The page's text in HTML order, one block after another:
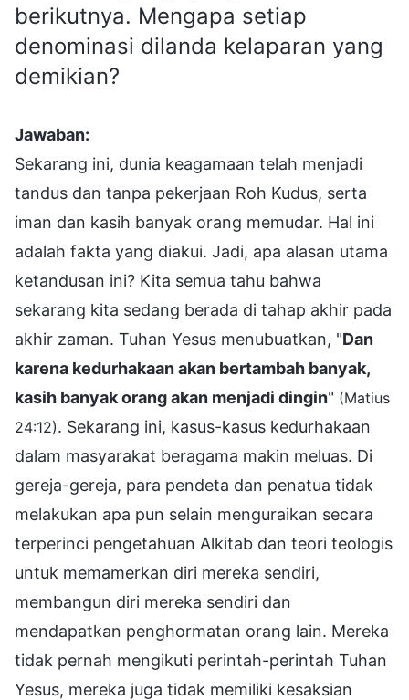
berikutnya. Mengapa setiap
denominasi dilanda kelaparan yang
demikian?
Jawaban:
Sekarang ini, dunia keagamaan telah menjadi
tandus dan tanpa pekerjaan Roh Kudus, serta
iman dan kasih banyak orang memudar. Hal ini
adalah fakta yang diakui. Jadi, apa alasan utama
ketandusan ini? Kita semua tahu bahwa
sekarang kita sedang berada di tahap akhir pada
akhir zaman. Tuhan Yesus menubuatkan, "Dan
karena kedurhakaan akan bertambah banyak,
kasih banyak orang akan menjadi dingin" (Matius
24:12). Sekarang ini, kasus-kasus kedurhakaan
dalam masyarakat beragama makin meluas. Di
gereja-gereja, para pendeta dan penatua tidak
melakukan apa pun selain menguraikan secara
terperinci pengetahuan Alkitab dan teori teologis
untuk memamerkan diri mereka sendiri,
membangun diri mereka sendiri dan
mendapatkan penghormatan orang lain. Mereka
tidak pernah mengikuti perintah-perintah Tuhan
Yesus, mereka juga tidak memiliki kesaksian